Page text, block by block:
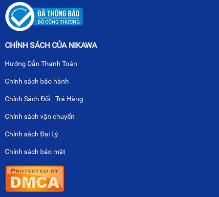
CHÍNH SÁCH CỦA NIKAWA
Hướng Dẫn Thanh Toán
Chính sách bảo hành
Chính Sách Đổi - Trả Hàng
Chính sách vận chuyển
Chính sách Đại Lý
Chính sách bảo mật